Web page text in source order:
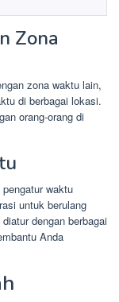
Zona
zona waktu lain,
di berbagai lokasi.
orang-orang di
waktu
untuk berulang
dengan berbagai
Anda